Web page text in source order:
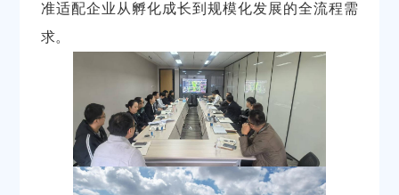
准适配企业从孵化成长到规模化发展的全流程需
求。